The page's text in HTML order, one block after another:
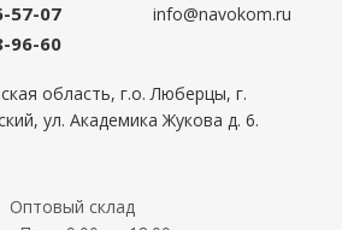
57-07
96-60
info@navokom.ru
область, г.о. Люберцы, г.
ул. Академика Жукова д. 6.
Оптовый склад